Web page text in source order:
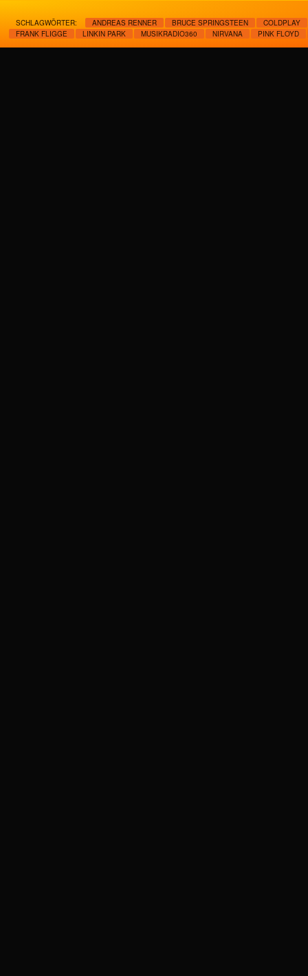
SCHLAGWÖRTER: ANDREAS RENNER BRUCE SPRINGSTEEN
COLDPLAY
FRANK FLIGGE
LINKIN PARK MUSIKRADIO360 NIRVANA PINK FLOYD